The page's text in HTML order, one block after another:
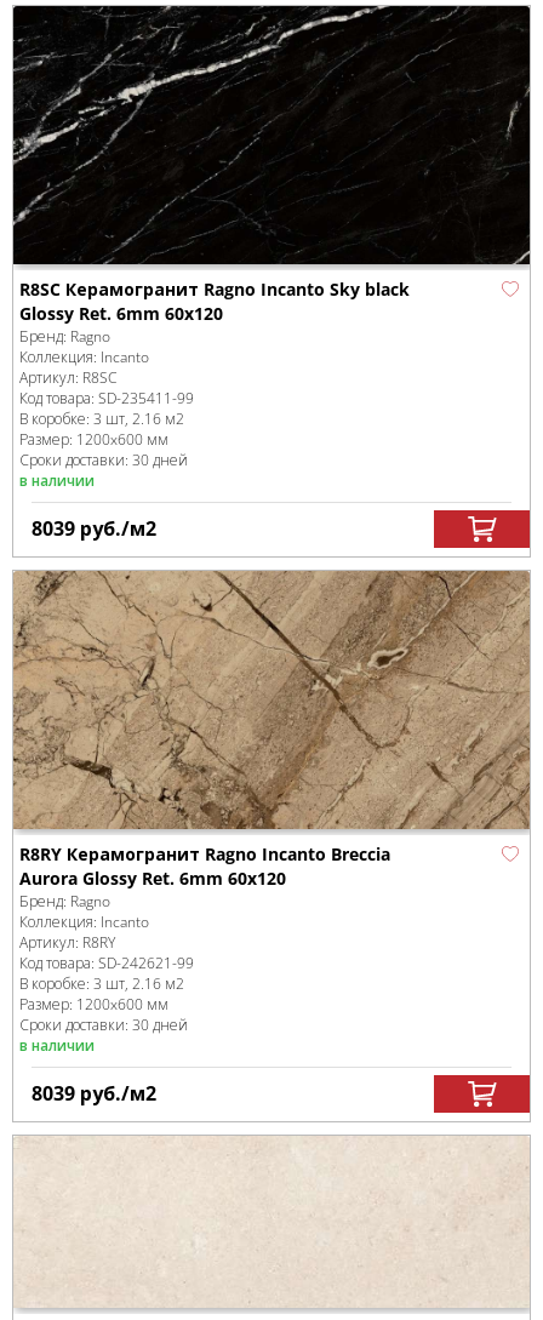
R8SC Керамогранит Ragno Incanto Sky black
Glossy Ret. 6mm 60х120
Бренд: Ragno
Коллекция: Incanto
Артикул: R8SC
Код товара: SD-235411-99
В коробке: 3 шт, 2.16 м2
Размер: 1200x600 мм
Сроки доставки: 30 дней
в наличии
8039 руб./м2
R8RY Керамогранит Ragno Incanto Breccia
Aurora Glossy Ret. 6mm 60х120
Бренд: Ragno
Коллекция: Incanto
Артикул: R8RY
Код товара: SD-242621-99
В коробке: 3 шт, 2.16 м2
Размер: 1200x600 мм
Сроки доставки: 30 дней
в наличии
8039 руб./м2